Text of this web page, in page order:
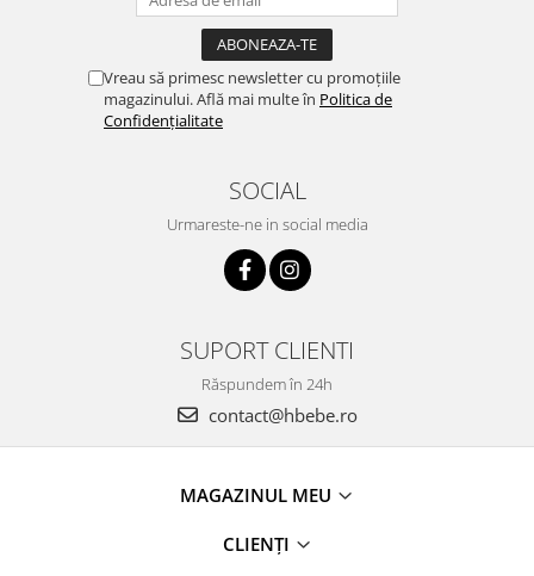
Vreau să primesc newsletter cu promoțiile
magazinului. Află mai multe în Politica de
Confidențialitate
SOCIAL
Urmareste-ne in social media
SUPORT CLIENTI
Răspundem în 24h
contact@hbebe.ro
MAGAZINUL MEU
CLIENȚI